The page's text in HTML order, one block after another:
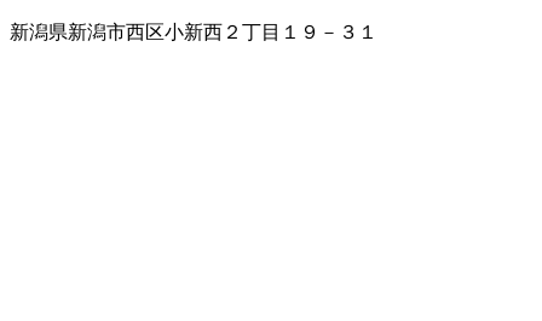
新潟県新潟市西区小新西２丁目１９－３１